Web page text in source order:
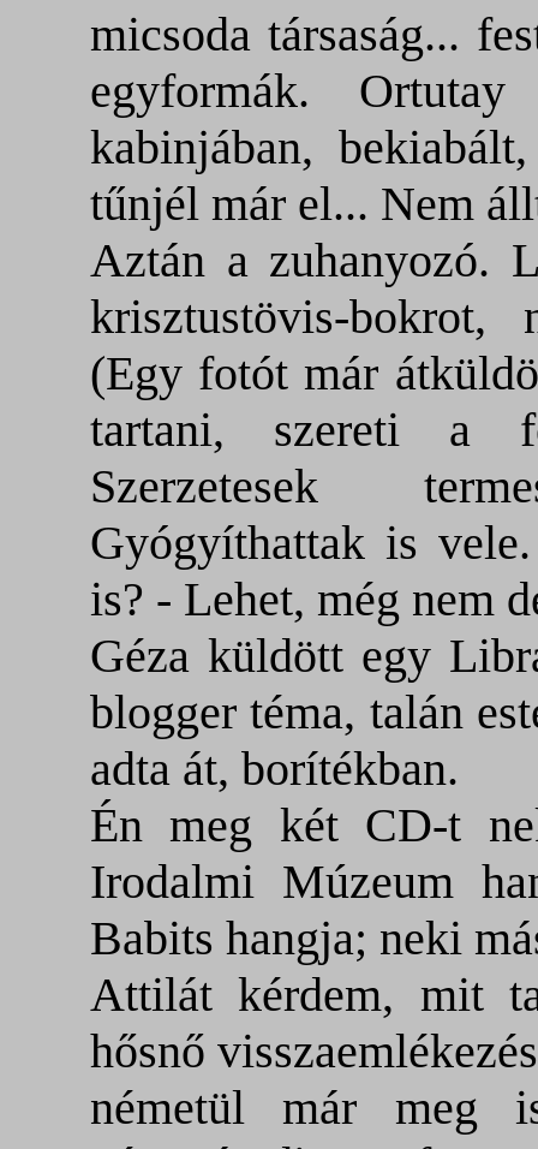
micsoda társaság...
egyformák.
kabinjában,
tűnjél már el... Nem
Aztán a zuhanyozó.
krisztustövis-bokrot,
(Egy fotót már
tartani, szereti a
Szerzetesek
Gyógyíthattak is
is? - Lehet, még nem
Géza küldött egy
blogger téma, talán
adta át, borítékban.
Én meg két CD-t
Irodalmi Múzeum
Babits hangja; neki
Attilát kérdem, mit
hősnő
németül már meg